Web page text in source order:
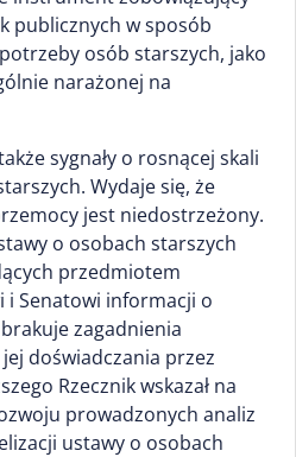
publicznych w sposób
osób starszych, jako
narażonej na
sygnały o rosnącej skali
Wydaje się, że
jest niedostrzeżony.
o osobach starszych
przedmiotem
i Senatowi informacji o
zagadnienia
doświadczania przez
Rzecznik wskazał na
prowadzonych analiz
ustawy o osobach